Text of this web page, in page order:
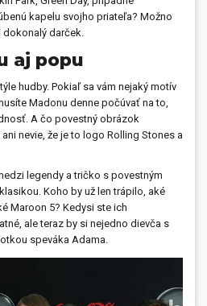
kapelu svojho priateľa? Možno
darček.
aj popu
hudby. Pokiaľ sa vám nejaký motív
Madonu denne počúvať na to,
A čo povestný obrázok
nevie, že je to logo Rolling Stones a
legendy a tričko s povestným
Koho by už len trápilo, aké
Maroon 5? Kedysi ste ich
ale teraz by si nejedno dievča s
speváka Adama.